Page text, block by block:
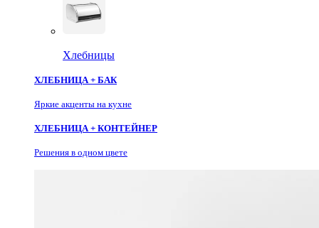
Хлебницы
ХЛЕБНИЦА + БАК
Яркие акценты на кухне
ХЛЕБНИЦА + КОНТЕЙНЕР
Решения в одном цвете